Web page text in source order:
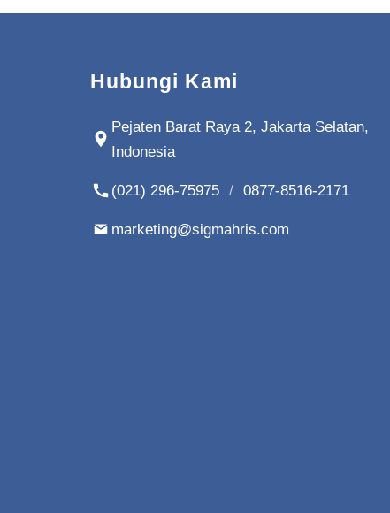
Hubungi Kami
Pejaten Barat Raya 2, Jakarta Selatan,
Indonesia
(021) 296-75975 / 0877-8516-2171
marketing@sigmahris.com